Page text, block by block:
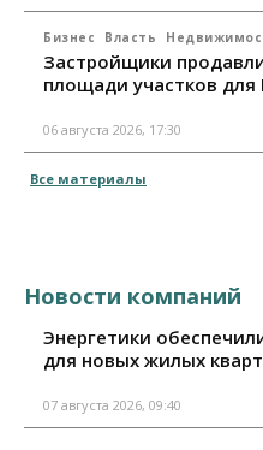
Бизнес Власть
Застройщики
площади участков для
06 августа 2026, 17:30
Все материалы
Новости компаний
Энергетики
для новых жилых
07 августа 2026, 09:40